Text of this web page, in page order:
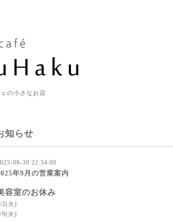
の小さなお店
知らせ
08-30 22:34:00
年9月の営業案内
容室のお休み
2(火)
9(火)